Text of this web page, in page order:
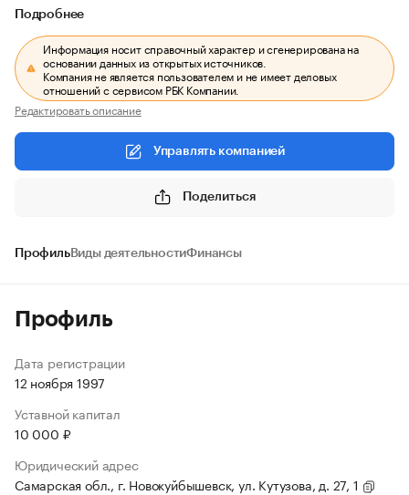
Подробнее
Информация носит справочный характер и сгенерирована на
основании данных из открытых источников.
Компания не является пользователем и не имеет деловых
отношений с сервисом РБК Компании.
Редактировать описание
Управлять компанией
Поделиться
ПрофильВиды деятельностиФинансы
Профиль
Дата регистрации
12 ноября 1997
Уставной капитал
10 000 ₽
Юридический адрес
Самарская обл., г. Новокуйбышевск, ул. Кутузова, д. 27, 1